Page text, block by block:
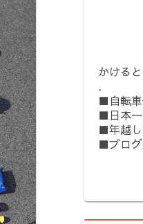
かける
.
■自転車
■日本
■年越
■ブロ